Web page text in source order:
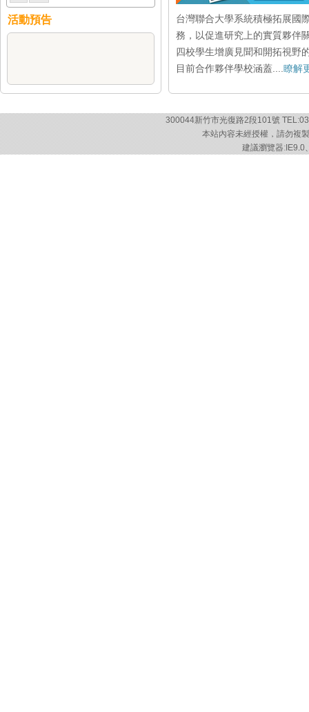
活動預告
台灣聯合大學系統積極拓展國
務，以促進研究上的實質夥伴
四校學生增廣見聞和開拓視野
目前合作夥伴學校涵蓋.... 瞭解
300044新竹市光復路2段101號
本站內容未經授權，請勿複
建議瀏覽器:IE9.0